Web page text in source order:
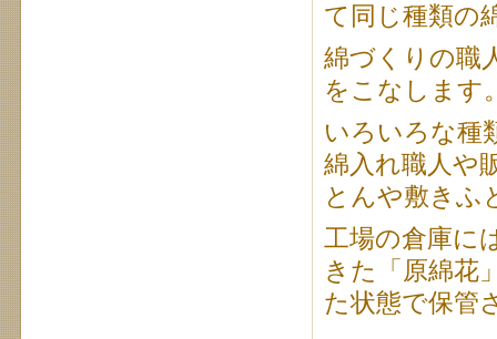
て同じ種類の
綿づくりの職
をこなします
いろいろな種
綿入れ職人や
とんや敷きふ
工場の倉庫に
きた「原綿花
た状態で保管